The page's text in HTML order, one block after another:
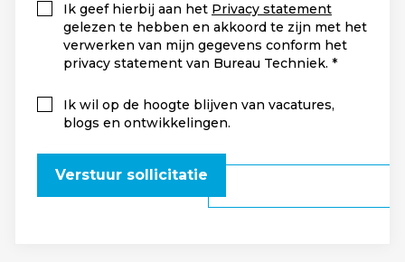
Ik geef hierbij aan het Privacy statement
gelezen te hebben en akkoord te zijn met het
verwerken van mijn gegevens conform het
privacy statement van Bureau Techniek.
Ik wil op de hoogte blijven van vacatures,
blogs en ontwikkelingen.
Verstuur sollicitatie